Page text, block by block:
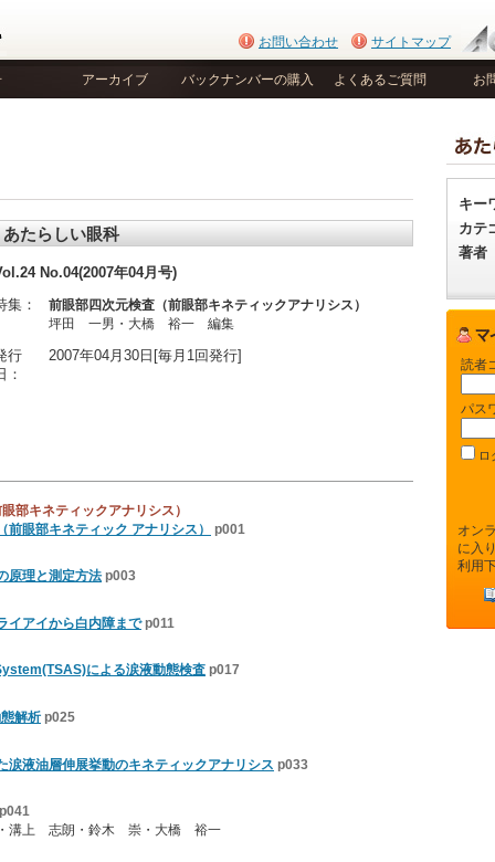
お問い合わせ サイトマップ
アーカイブ バックナンバーの購入 よくあるご質問 お
あたらしい眼科
No.04(2007年04月号)
集：
前眼部四次元検査（前眼部キネティックアナリシス）
坪田 一男・大橋 裕一 編集
行
：
2007年04月30日[毎月1回発行]
部キネティックアナリシス）
眼部キネティック アナリシス）
p001
原理と測定方法 p003
イアイから白内障まで p011
による涙液動態検査 p017
解析 p025
涙液油層伸展挙動のキネティックアナリシス p033
p041
溝上 志朗・鈴木 崇・大橋 裕一
キー
カテ
著者
読者
パス
ロ
オン
に入
利用